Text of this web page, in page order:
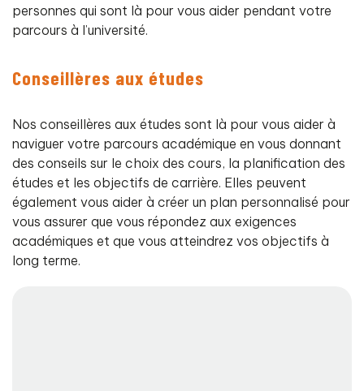
personnes qui sont là pour vous aider pendant votre
parcours à l’université.
Conseillères aux études
Nos conseillères aux études sont là pour vous aider à
naviguer votre parcours académique en vous donnant
des conseils sur le choix des cours, la planification des
études et les objectifs de carrière. Elles peuvent
également vous aider à créer un plan personnalisé pour
vous assurer que vous répondez aux exigences
académiques et que vous atteindrez vos objectifs à
long terme.